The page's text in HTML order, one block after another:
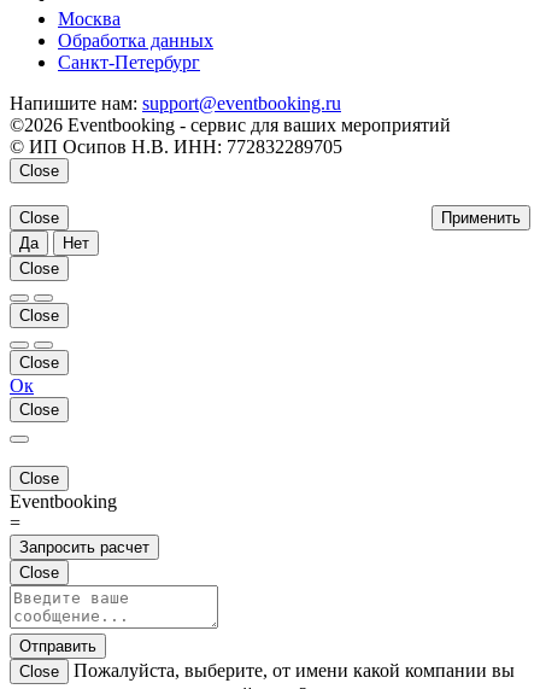
Москва
Обработка данных
Санкт-Петербург
Напишите нам: support@eventbooking.ru
©2026 Eventbooking - сервис для ваших мероприятий
© ИП Осипов Н.В. ИНН: 772832289705
Close
Применить
Close
Да
Нет
Close
Close
Close
Ок
Close
Close
Eventbooking
=
Запросить расчет
Close
Отправить
Close
Пожалуйста, выберите, от имени какой компании вы